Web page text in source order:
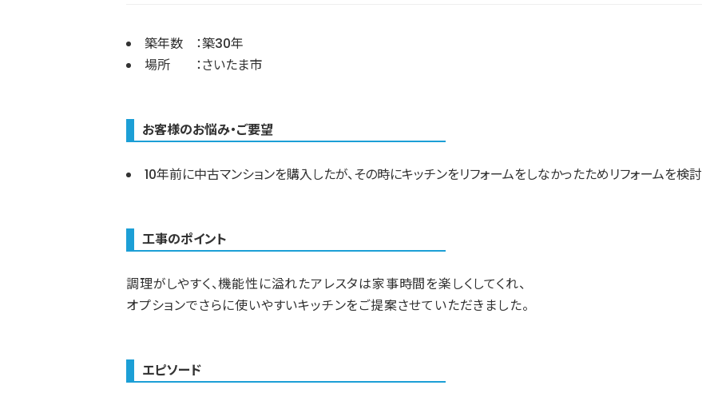
築年数 ：築30年
場所 ：さいたま市
お客様のお悩み・ご要望
10年前に中古マンションを購入したが、その時にキッチンをリフォームをしなかったためリフォームを検討
工事のポイント
調理がしやすく、機能性に溢れたアレスタは家事時間を楽しくしてくれ、
オプションでさらに使いやすいキッチンをご提案させていただきました。
エピソード